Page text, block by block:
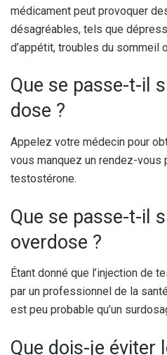
médicament peut provoquer
désagréables, tels que
d’appétit, troubles du sommeil
Que se passe-t-il
dose ?
Appelez votre médecin pour
vous manquez un rendez-vous
testostérone.
Que se passe-t-il
overdose ?
Étant donné que l’injection de
par un professionnel de la
est peu probable qu’un
Que dois-je éviter